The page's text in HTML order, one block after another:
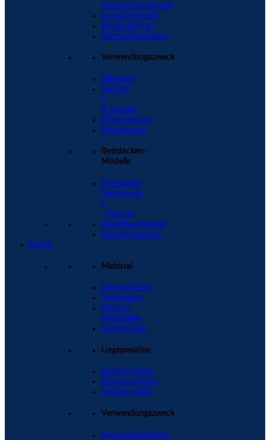
Jahreszeitendecken
Sommerdecken
Winterdecken
Übergangsdecken
Verwendungszweck
Allergiker
Decken
f.
Schwitzer
Kinderdecken
Reisedecken
Bettdecken-
Modelle
Thinsulate-
Faserdecke
s
´Träumle
Kamelhaardecken
Kaschmirdecken
Kissen
Material
Daunenkissen
Faserkissen
Weitere
Materialien
Kissenhüllen
Liegeposition
Bauchschläfer
Rückenschläfer
Seitenschläfer
Verwendungszweck
Nackenstützkissen